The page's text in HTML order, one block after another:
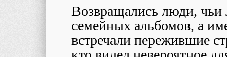
Возвращались люди,
семейных альбомов, а
встречали пережившие